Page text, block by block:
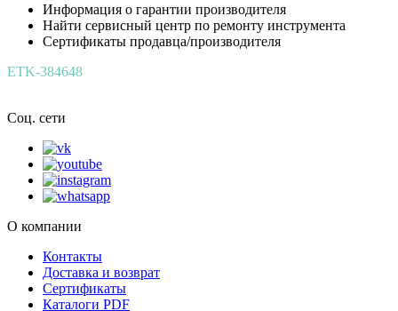
Информация о гарантии производителя
Найти сервисный центр по ремонту инструмента
Сертификаты продавца/производителя
ETK-384648
Соц. сети
О компании
Контакты
Доставка и возврат
Сертификаты
Каталоги PDF